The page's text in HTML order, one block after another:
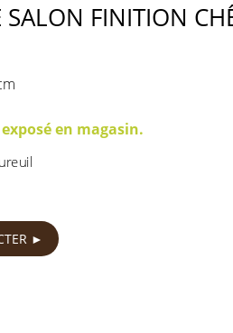
SALON FINITION
en magasin.